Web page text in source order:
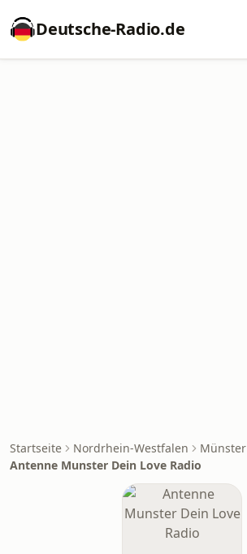
Deutsche-Radio.de
Startseite Nordrhein-Westfalen
Münster
Antenne Munster Dein Love Radio